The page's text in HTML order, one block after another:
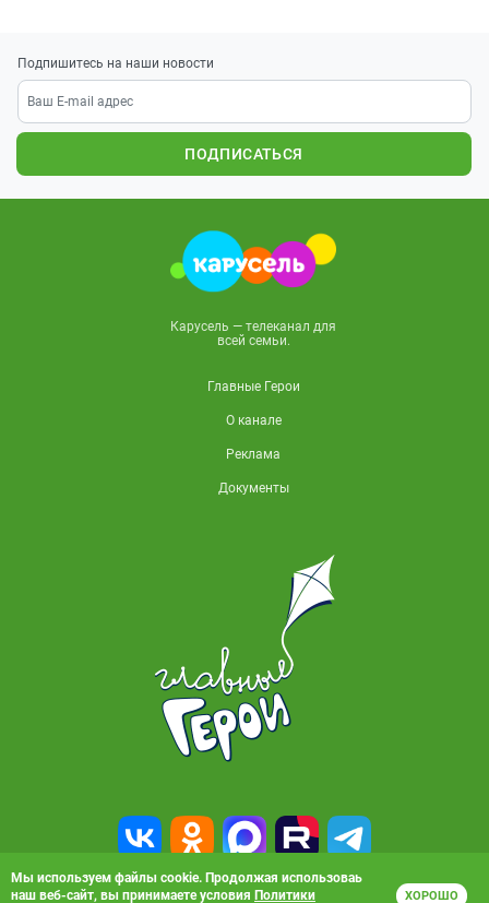
Подпишитесь на наши новости
ПОДПИСАТЬСЯ
Карусель — телеканал для
всей семьи.
Главные Герои
О канале
Реклама
Документы
Мы используем файлы cookie. Продолжая использоваь
наш веб-сайт, вы принимаете условия Политики ХОРОШО